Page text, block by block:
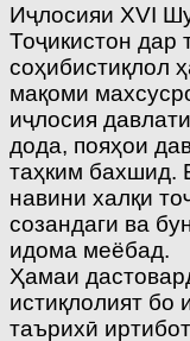
Иҷлосияи XVI
Тоҷикистон дар
соҳибистиқлол
мақоми
иҷлосия
дода, пояҳои
таҳким бахшид.
навини халқи
созандаги ва
идома меёбад.
Ҳамаи
истиқлолият бо
таърихӣ